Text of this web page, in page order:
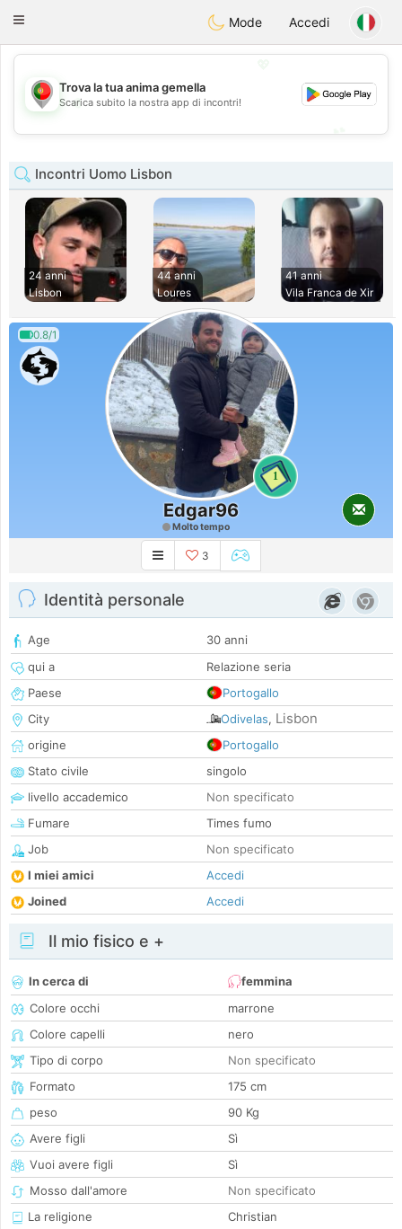
Portugues
Toggle
Mode Accedi
💖
💕
Trova la tua anima gemella
Scarica subito la nostra app di incontri!
Incontri Uomo Lisbon
24 anni
Lisbon
44 anni
Loures
41 anni
Vila Franca de Xir
0.8/1
1
Edgar96
Molto tempo
3
Identità personale
Age
30 anni
qui a
Relazione seria
Paese
Portogallo
City
Odivelas, Lisbon
origine
Portogallo
Stato civile
singolo
livello accademico
Non specificato
Fumare
Times fumo
Job
Non specificato
I miei amici
Accedi
Joined
Accedi
Il mio fisico e +
In cerca di
femmina
Colore occhi
marrone
Colore capelli
nero
Tipo di corpo
Non specificato
Formato
175 cm
peso
90 Kg
Avere figli
Sì
Vuoi avere figli
Sì
Mosso dall'amore
Non specificato
La religione
Christian